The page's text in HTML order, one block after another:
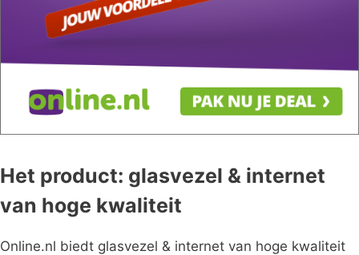
Het product: glasvezel & internet
van hoge kwaliteit
Online.nl biedt glasvezel & internet van hoge kwaliteit